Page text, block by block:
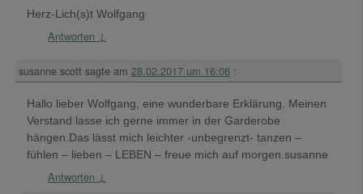
Herz-Lich(s)t Wolfgang
Antworten ↓
susanne scott sagte am 28.02.2017 um 16:06 :
Hallo lieber Wolfgang, eine wunderbare Erklärung. Meinen
Verstand lasse ich gerne immer in der Garderobe
hängen.Das lässt mich leichter -unbegrenzt- tanzen –
fühlen – lieben – LEBEN – freue mich auf morgen.susanne
Antworten ↓